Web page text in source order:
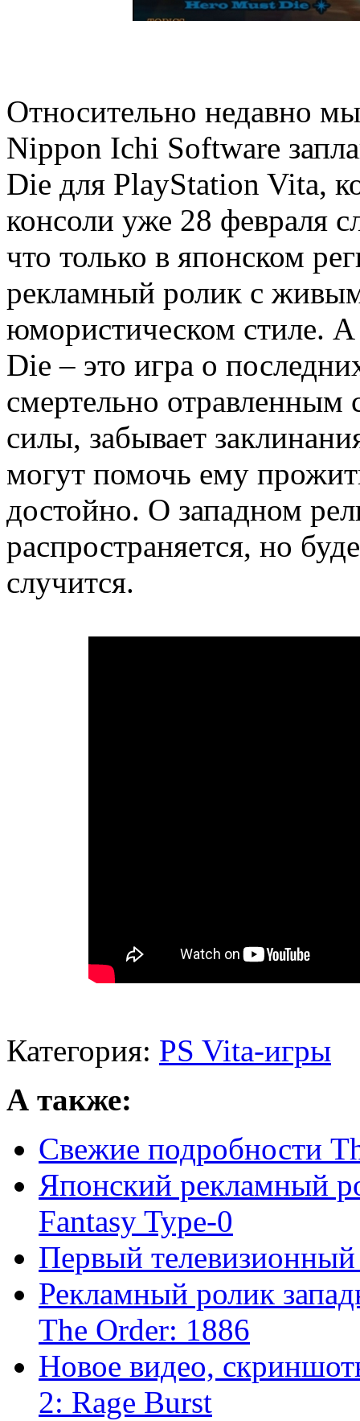
Относительно недавно
Nippon Ichi Software
Die для PlayStation Vita,
консоли уже 28 февраля
что только в японском
рекламный ролик с
юмористическом стиле.
Die – это игра о
смертельно
силы, забывает
могут помочь ему
достойно. О западном
распространяется, но
случится.
Категория: PS Vita-игры
А также:
Свежие подробности
Японский рекламный
Fantasy Type-0
Первый
Рекламный ролик
The Order: 1886
Новое видео,
2: Rage Burst